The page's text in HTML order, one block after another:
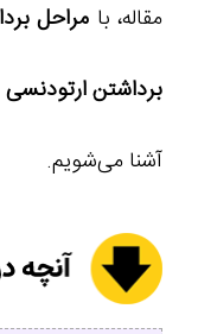
مقاله، با مراحل
برداشتن
آشنا می‌شویم.